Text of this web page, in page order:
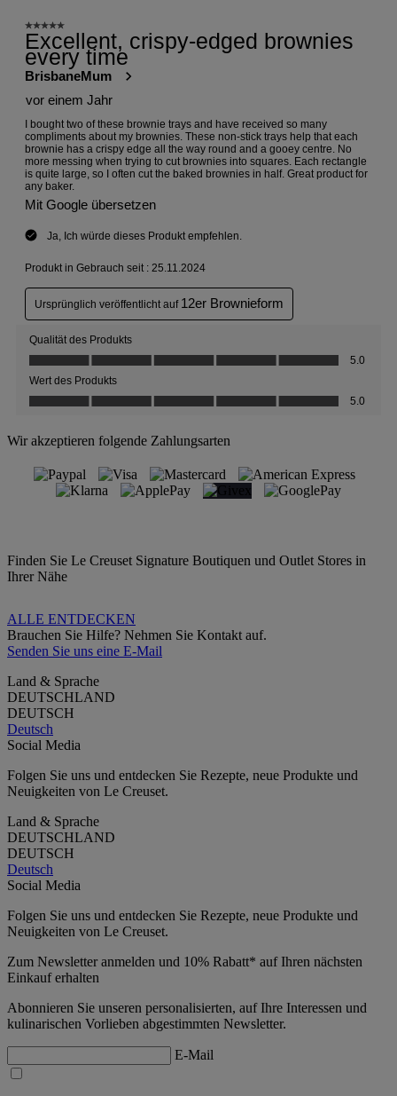
Wir akzeptieren folgende Zahlungsarten
Finden Sie Le Creuset Signature Boutiquen und Outlet Stores in
Ihrer Nähe
ALLE ENTDECKEN
Brauchen Sie Hilfe? Nehmen Sie Kontakt auf.
Senden Sie uns eine E-Mail
Land & Sprache
DEUTSCHLAND
DEUTSCH
Deutsch
Social Media
Folgen Sie uns und entdecken Sie Rezepte, neue Produkte und
Neuigkeiten von Le Creuset.
Land & Sprache
DEUTSCHLAND
DEUTSCH
Deutsch
Social Media
Folgen Sie uns und entdecken Sie Rezepte, neue Produkte und
Neuigkeiten von Le Creuset.
Zum Newsletter anmelden und 10% Rabatt* auf Ihren nächsten
Einkauf erhalten
Abonnieren Sie unseren personalisierten, auf Ihre Interessen und
kulinarischen Vorlieben abgestimmten Newsletter.
E-Mail